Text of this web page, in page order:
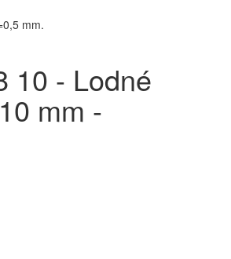
mm.
10 - Lodné
mm -